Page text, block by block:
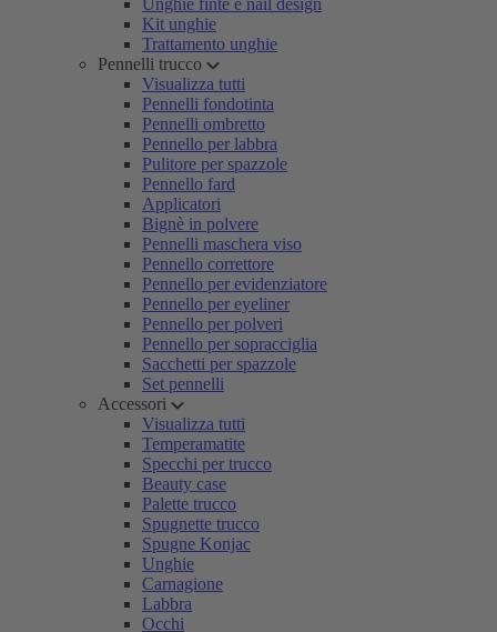
Unghie finte e nail design
Kit unghie
Trattamento unghie
Pennelli trucco
Visualizza tutti
Pennelli fondotinta
Pennelli ombretto
Pennello per labbra
Pulitore per spazzole
Pennello fard
Applicatori
Bignè in polvere
Pennelli maschera viso
Pennello correttore
Pennello per evidenziatore
Pennello per eyeliner
Pennello per polveri
Pennello per sopracciglia
Sacchetti per spazzole
Set pennelli
Accessori
Visualizza tutti
Temperamatite
Specchi per trucco
Beauty case
Palette trucco
Spugnette trucco
Spugne Konjac
Unghie
Carnagione
Labbra
Occhi